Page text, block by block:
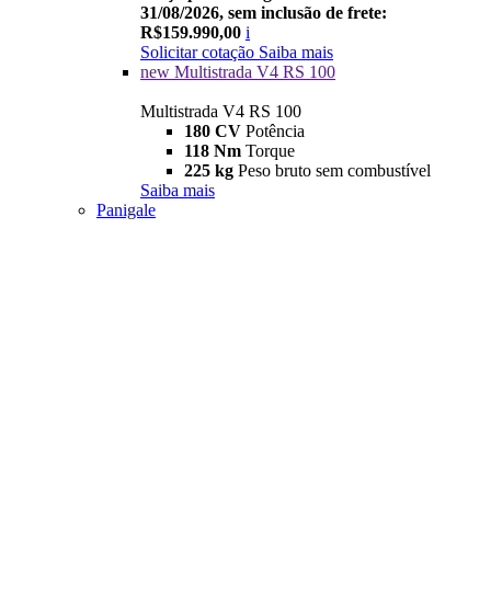
31/08/2026, sem inclusão de frete:
R$159.990,00 i
Solicitar cotação Saiba mais
new Multistrada V4 RS 100
Multistrada V4 RS 100
180 CV Potência
118 Nm Torque
225 kg Peso bruto sem combustível
Saiba mais
Panigale